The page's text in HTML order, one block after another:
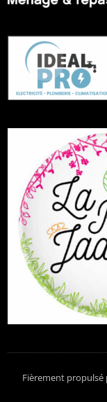
Fièrement propulsé